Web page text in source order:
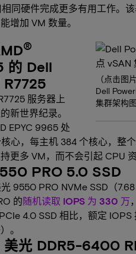
同硬件完成更多有用工作。
增加 VM 数量。
（点击图
Dell
集群架构图
®
的 Dell
R7725
服务器上
新世界纪录。
EPYC 9965 处
心，每主机 384 个核心，整
更多 VM，而不会引起 CPU 资
PRO 5.0 SSD
9550 PRO NVMe SSD（
的随机读取 IOPS 为 330 万
4.0 SSD 相比，额定
。
美光 DDR5-6400